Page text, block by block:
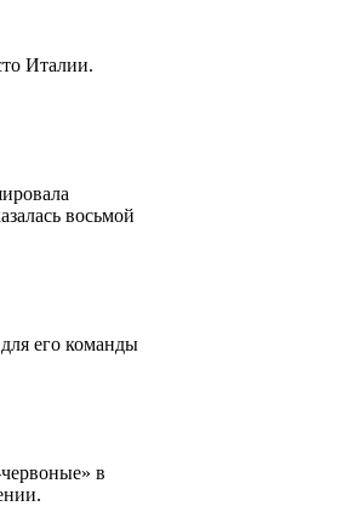
Италии.
восьмой
его команды
в